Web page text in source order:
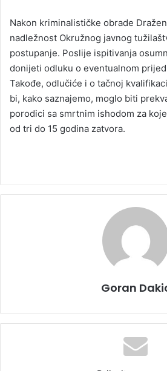
Nakon kriminalističke obrade
nadležnost Okružnog javnog
postupanje. Poslije ispitivanja
donijeti odluku o eventualnom
Takođe, odlučiće i o tačnoj
bi, kako saznajemo, moglo biti
porodici sa smrtnim ishodom za
od tri do 15 godina zatvora.
Goran